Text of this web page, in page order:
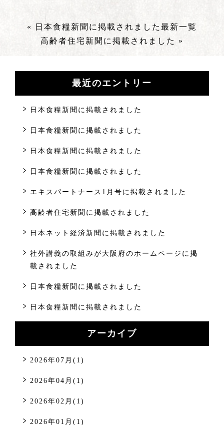
« 日本食糧新聞に掲載されました 最新一覧
高齢者住宅新聞に掲載されました »
最近のエントリー
日本食糧新聞に掲載されました
日本食糧新聞に掲載されました
日本食糧新聞に掲載されました
日本食糧新聞に掲載されました
エキスパートナース1月号に掲載されました
高齢者住宅新聞に掲載されました
日本ネット経済新聞に掲載されました
社外講義の取組みが大阪府のホームページに掲
載されました
日本食糧新聞に掲載されました
日本食糧新聞に掲載されました
アーカイブ
2026年07月(1)
2026年04月(1)
2026年02月(1)
2026年01月(1)